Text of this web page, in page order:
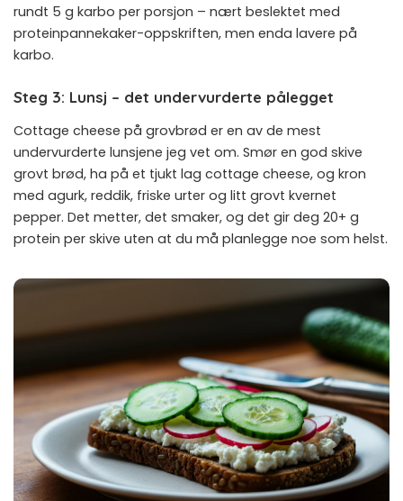
rundt 5 g karbo per porsjon – nært beslektet med
proteinpannekaker-oppskriften, men enda lavere på
karbo.
Steg 3: Lunsj – det undervurderte pålegget
Cottage cheese på grovbrød er en av de mest
undervurderte lunsjene jeg vet om. Smør en god skive
grovt brød, ha på et tjukt lag cottage cheese, og kron
med agurk, reddik, friske urter og litt grovt kvernet
pepper. Det metter, det smaker, og det gir deg 20+ g
protein per skive uten at du må planlegge noe som helst.